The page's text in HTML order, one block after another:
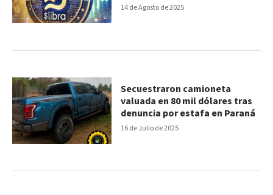
14 de Agosto de 2025
16 de Julio de 2025
Secuestraron camioneta
valuada en 80 mil dólares tras
denuncia por estafa en Paraná